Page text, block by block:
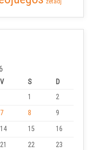
V S
D
1
2
7 8
9
14 15
16
21 22
23